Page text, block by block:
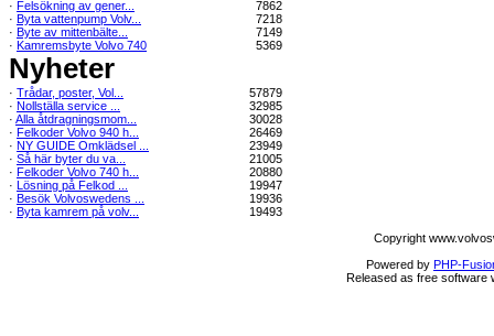
· Felsökning av gener...
7862
· Byta vattenpump Volv...
7218
· Byte av mittenbälte...
7149
· Kamremsbyte Volvo 740 5369
Nyheter
· Trådar, poster, Vol...
57879
· Nollställa service ...
32985
· Alla åtdragningsmom...
30028
· Felkoder Volvo 940 h...
26469
· NY GUIDE Omklädsel ...
23949
· Så här byter du va...
21005
· Felkoder Volvo 740 h...
20880
· Lösning på Felkod ...
19947
· Besök Volvoswedens ...
19936
· Byta kamrem på volv...
19493
Copyright
Powered by PHP-
Released as free software